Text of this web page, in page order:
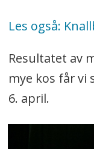
Les også:
Resultatet av
mye kos får vi
6. april.